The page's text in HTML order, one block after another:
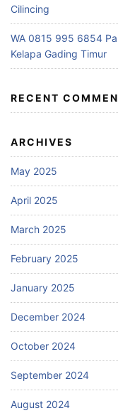
Cilincing
WA 0815 995 6854
Kelapa Gading Timur
RECENT
ARCHIVES
May 2025
April 2025
March 2025
February 2025
January 2025
December 2024
October 2024
September 2024
August 2024